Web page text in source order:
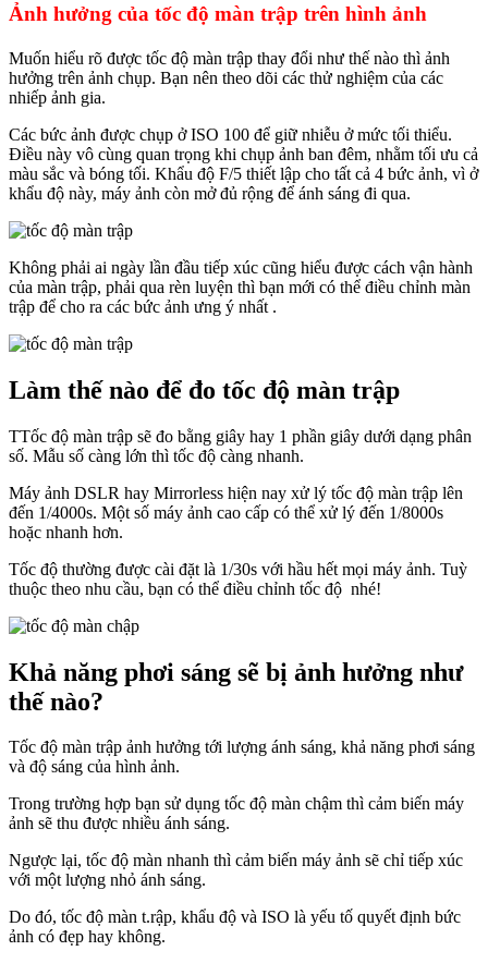
Ảnh hưởng của tốc độ màn trập trên hình ảnh
Muốn hiểu rõ được tốc độ màn trập thay đổi như thế nào thì ảnh
hưởng trên ảnh chụp. Bạn nên theo dõi các thử nghiệm của các
nhiếp ảnh gia.
Các bức ảnh được chụp ở ISO 100 để giữ nhiễu ở mức tối thiểu.
Điều này vô cùng quan trọng khi chụp ảnh ban đêm, nhằm tối ưu cả
màu sắc và bóng tối. Khẩu độ F/5 thiết lập cho tất cả 4 bức ảnh, vì ở
khẩu độ này, máy ảnh còn mở đủ rộng để ánh sáng đi qua.
Không phải ai ngày lần đầu tiếp xúc cũng hiểu được cách vận hành
của màn trập, phải qua rèn luyện thì bạn mới có thể điều chỉnh màn
trập để cho ra các bức ảnh ưng ý nhất .
Làm thế nào để đo tốc độ màn trập
TTốc độ màn trập sẽ đo bằng giây hay 1 phần giây dưới dạng phân
số. Mẫu số càng lớn thì tốc độ càng nhanh.
Máy ảnh DSLR hay Mirrorless hiện nay xử lý tốc độ màn trập lên
đến 1/4000s. Một số máy ảnh cao cấp có thể xử lý đến 1/8000s
hoặc nhanh hơn.
Tốc độ thường được cài đặt là 1/30s với hầu hết mọi máy ảnh. Tuỳ
thuộc theo nhu cầu, bạn có thể điều chỉnh tốc độ nhé!
Khả năng phơi sáng sẽ bị ảnh hưởng như
thế nào?
Tốc độ màn trập ảnh hưởng tới lượng ánh sáng, khả năng phơi sáng
và độ sáng của hình ảnh.
Trong trường hợp bạn sử dụng tốc độ màn chậm thì cảm biến máy
ảnh sẽ thu được nhiều ánh sáng.
Ngược lại, tốc độ màn nhanh thì cảm biến máy ảnh sẽ chỉ tiếp xúc
với một lượng nhỏ ánh sáng.
Do đó, tốc độ màn t.rập, khẩu độ và ISO là yếu tố quyết định bức
ảnh có đẹp hay không.